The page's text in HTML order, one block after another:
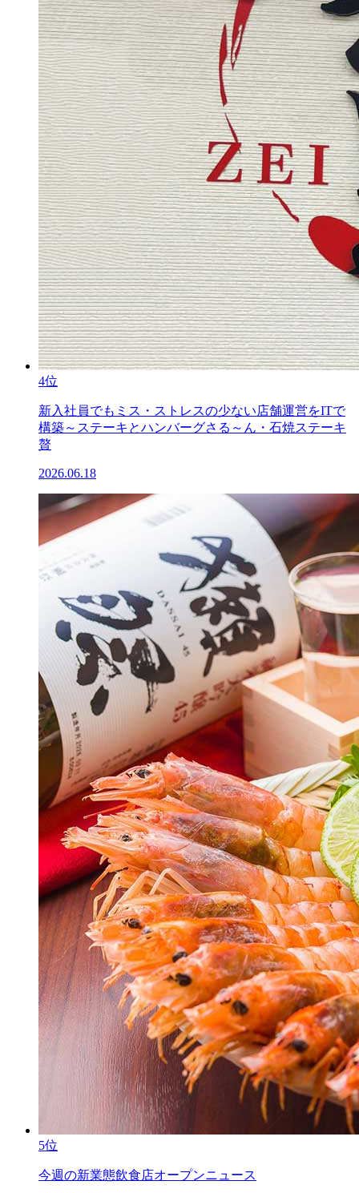
4位
新入社員でもミス・ストレスの少ない店舗運営をITで
構築～ステーキとハンバーグさる～ん・石焼ステーキ
贅
2026.06.18
5位
今週の新業態飲食店オープンニュース